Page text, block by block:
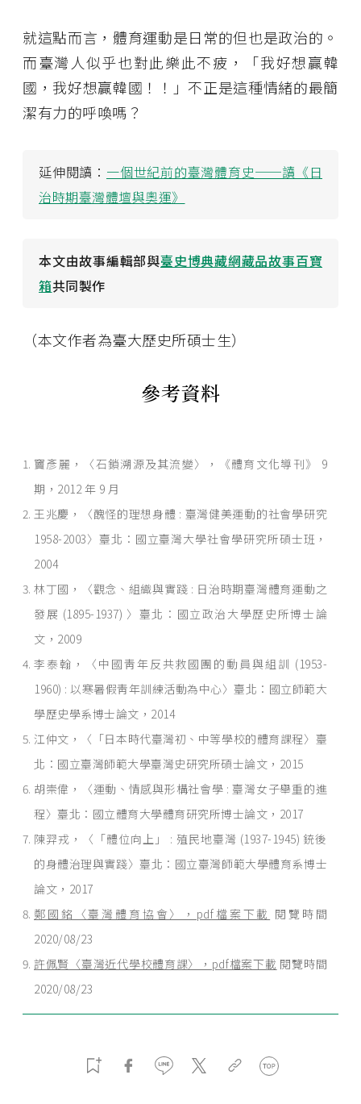
就這點而言，體育運動是日常的但也是政治的。
而臺灣人似乎也對此樂此不疲，「我好想贏韓
國，我好想贏韓國！！」不正是這種情緒的最簡
潔有力的呼喚嗎？
延伸閱讀： 一個世紀前的臺灣體育史──讀《日
治時期臺灣體壇與奧運》
本文由故事編輯部與臺史博典藏網藏品故事百寶
箱共同製作
（本文作者為臺大歷史所碩士生）
參考資料
竇彥麗，〈石鎖溯源及其流變〉，《體育文化導刊》 9
期，2012 年 9 月
王兆慶，〈醜怪的理想身體 : 臺灣健美運動的社會學研究
1958-2003〉臺北：國立臺灣大學社會學研究所碩士班，
2004
林丁國，〈觀念、組織與實踐 : 日治時期臺灣體育運動之
發展 (1895-1937) 〉臺北：國立政治大學歷史所博士論
文，2009
李泰翰，〈中國靑年反共救國團的動員與組訓 (1953-
1960) : 以寒暑假靑年訓練活動為中心〉臺北：國立師範大
學歷史學系博士論文，2014
江仲文，〈「日本時代臺灣初、中等學校的體育課程〉臺
北：國立臺灣師範大學臺灣史研究所碩士論文，2015
胡崇偉，〈運動、情感與形構社會學 : 臺灣女子舉重的進
程〉臺北：國立體育大學體育研究所博士論文，2017
陳羿戎，〈「體位向上」 : 殖民地臺灣 (1937-1945) 銃後
的身體治理與實踐〉臺北：國立臺灣師範大學體育系博士
論文，2017
鄭國銘〈臺灣體育協會〉，pdf檔案下載 閱覽時間
2020/08/23
許佩賢〈臺灣近代學校體育課〉，pdf檔案下載 閱覽時間
2020/08/23